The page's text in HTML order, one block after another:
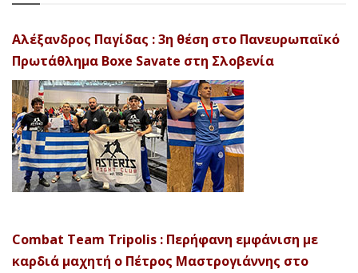
Αλέξανδρος Παγίδας : 3η θέση στο Πανευρωπαϊκό
Πρωτάθλημα Boxe Savate στη Σλοβενία
Combat Team Tripolis : Περήφανη εμφάνιση με
καρδιά μαχητή ο Πέτρος Μαστρογιάννης στο